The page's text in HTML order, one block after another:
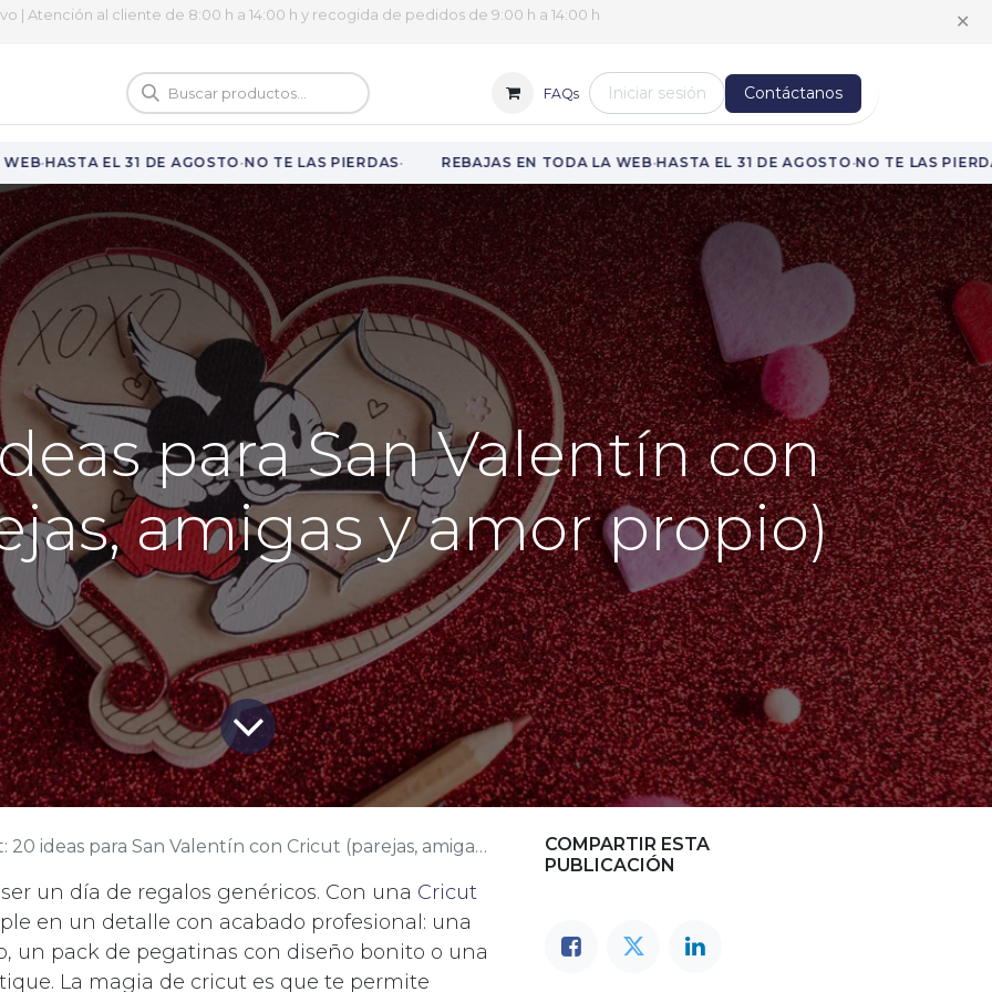
| Atención al cliente de 8:00 h a 14:00 h y recogida de pedidos de 9:00 h a 14:00 h ✕
Vuelta al cole FAQs Iniciar sesión Contáctanos
·HASTA EL 31 DE AGOSTO·NO TE LAS PIERDAS· REBAJAS EN TODA LA WEB·HASTA EL 31 DE AGOSTO·NO TE LAS PIERDAS·
para San Valentín con
amigas y amor propio)
ideas para San Valentín con Cricut (parejas, amigas y amor propio)
un día de regalos genéricos. Con una Cricut
en un detalle con acabado profesional: una
un pack de pegatinas con diseño bonito o una
La magia de cricut es que te permite
COMPARTIR ESTA
PUBLICACIÓN